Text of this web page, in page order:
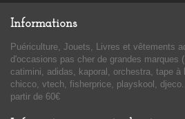
Informations
Puériculture, Jouets, Livres et vêtements
d'occasions pas cher de grandes marques
catimini, adidas, kaporal, orchestra, tape à
chicco, vtech, fisherprice, playskool,
partir de 60€